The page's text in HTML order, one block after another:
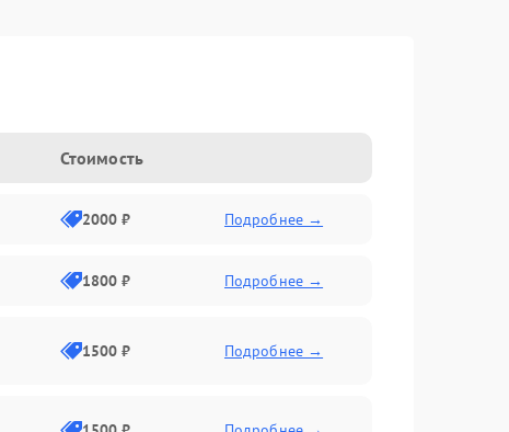
Стоимость
2000 ₽ Подробнее →
1800 ₽ Подробнее →
1500 ₽ Подробнее →